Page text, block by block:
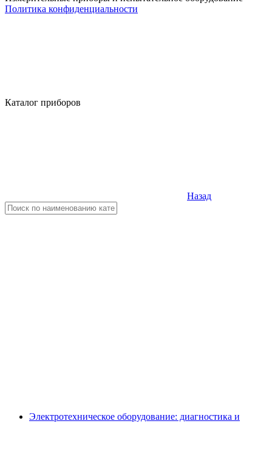
Политика конфиденциальности
Каталог приборов
Назад
Электротехническое оборудование: диагностика и